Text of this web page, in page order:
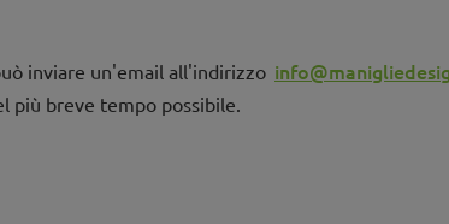
inviare un'email all'indirizzo
più breve tempo possibile.